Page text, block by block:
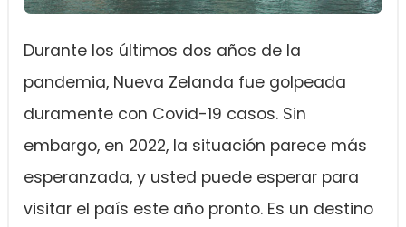
Durante los últimos dos años de la
pandemia, Nueva Zelanda fue golpeada
duramente con Covid-19 casos. Sin
embargo, en 2022, la situación parece más
esperanzada, y usted puede esperar para
visitar el país este año pronto. Es un destino